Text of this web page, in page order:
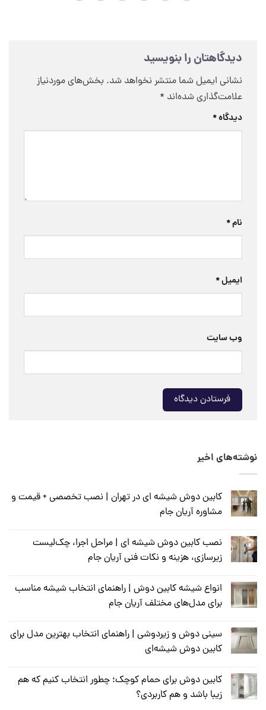
دیدگاهتان را بنویسید
نشانی ایمیل شما منتشر نخواهد شد. بخش‌های موردنیاز
علامت‌گذاری شده‌اند *
دیدگاه*
نام*
ایمیل*
وب‌ سایت
نوشته‌های اخیر
کابین دوش شیشه ای در تهران | نصب تخصصی + قیمت و
مشاوره آریان جام
نصب کابین دوش شیشه ای | مراحل اجرا، چک‌لیست
زیرسازی، هزینه و نکات فنی آریان جام
انواع شیشه کابین دوش | راهنمای انتخاب شیشه مناسب
برای مدل‌های مختلف آریان جام
سینی دوش و زیر‌دوشی | راهنمای انتخاب بهترین مدل برای
کابین دوش شیشه‌ای
کابین دوش برای حمام کوچک؛ چطور انتخاب کنیم که هم
زیبا باشد و هم کاربردی؟